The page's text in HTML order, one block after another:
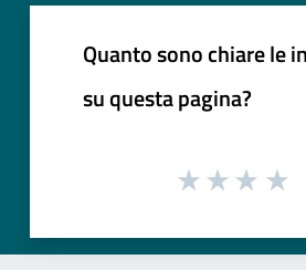
Quanto sono chiare le
su questa pagina?